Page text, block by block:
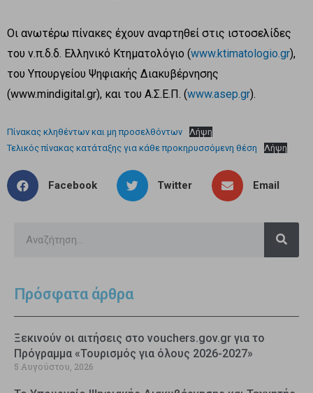
Οι ανωτέρω πίνακες έχουν αναρτηθεί στις ιστοσελίδες
του ν.π.δ.δ. Ελληνικό Κτηματολόγιο (www.ktimatologio.gr),
του Υπουργείου Ψηφιακής Διακυβέρνησης
(www.mindigital.gr), και του Α.Σ.Ε.Π. (www.asep.gr).
Πίνακας κληθέντων και μη προσελθόντων
Λήψη
Τελικός πίνακας κατάταξης για κάθε προκηρυσσόμενη θέση
Λήψη
Facebook Twitter Email
Πρόσφατα άρθρα
Ξεκινούν οι αιτήσεις στο vouchers.gov.gr για το
Πρόγραμμα «Τουρισμός για όλους 2026-2027»
5 Αυγούστου, 2026